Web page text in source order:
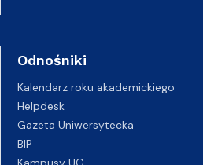
Odnośniki
Kalendarz roku akademickiego
Helpdesk
Gazeta Uniwersytecka
BIP